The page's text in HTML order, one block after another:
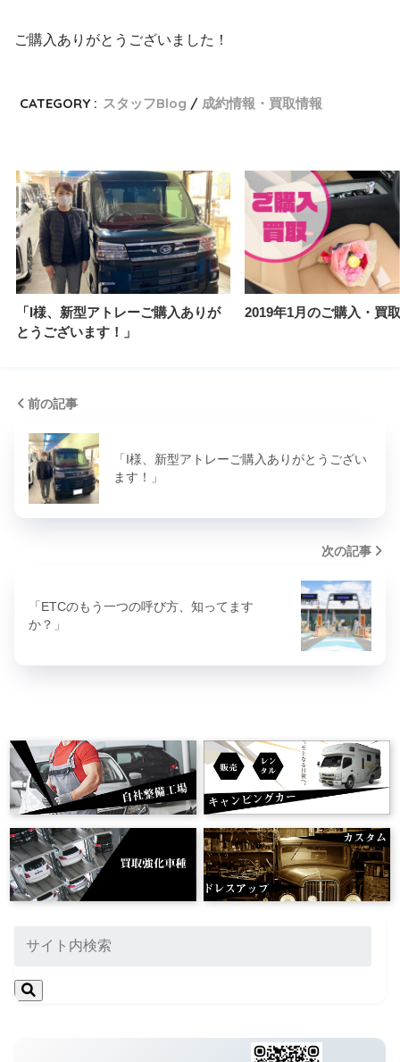
ご購入ありがとうございました！
CATEGORY : スタッフBlog 成約情報・買取情報
「I様、新型アトレーご購入ありが
とうございます！」
2019年1月のご購入・買
前の記事
「I様、新型アトレーご購入ありがとうござい
ます！」
次の記事
「ETCのもう一つの呼び方、知ってます
か？」